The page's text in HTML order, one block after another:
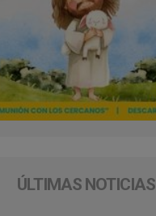
ÚLTIMAS NOTICIAS